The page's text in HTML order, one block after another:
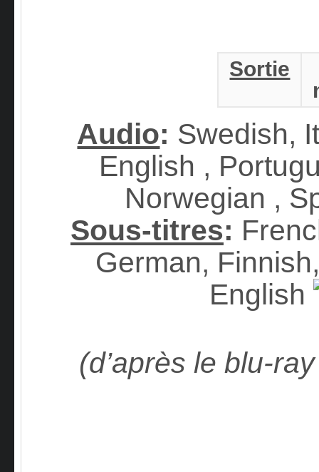
Sortie
Audio: Swedish,
English ,
Norwegian ,
Sous-titres:
German,
English
(d’après le blu-